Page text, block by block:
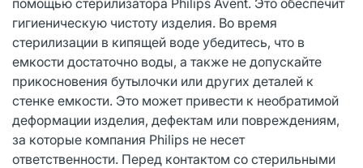
гигиеническую чистоту изделия. Во время
стерилизации в кипящей воде убедитесь, что в
емкости достаточно воды, а также не допускайте
прикосновения бутылочки или других деталей к
стенке емкости. Это может привести к необратимой
деформации изделия, дефектам или повреждениям,
за которые компания Philips не несет
ответственности. Перед контактом со стерильными